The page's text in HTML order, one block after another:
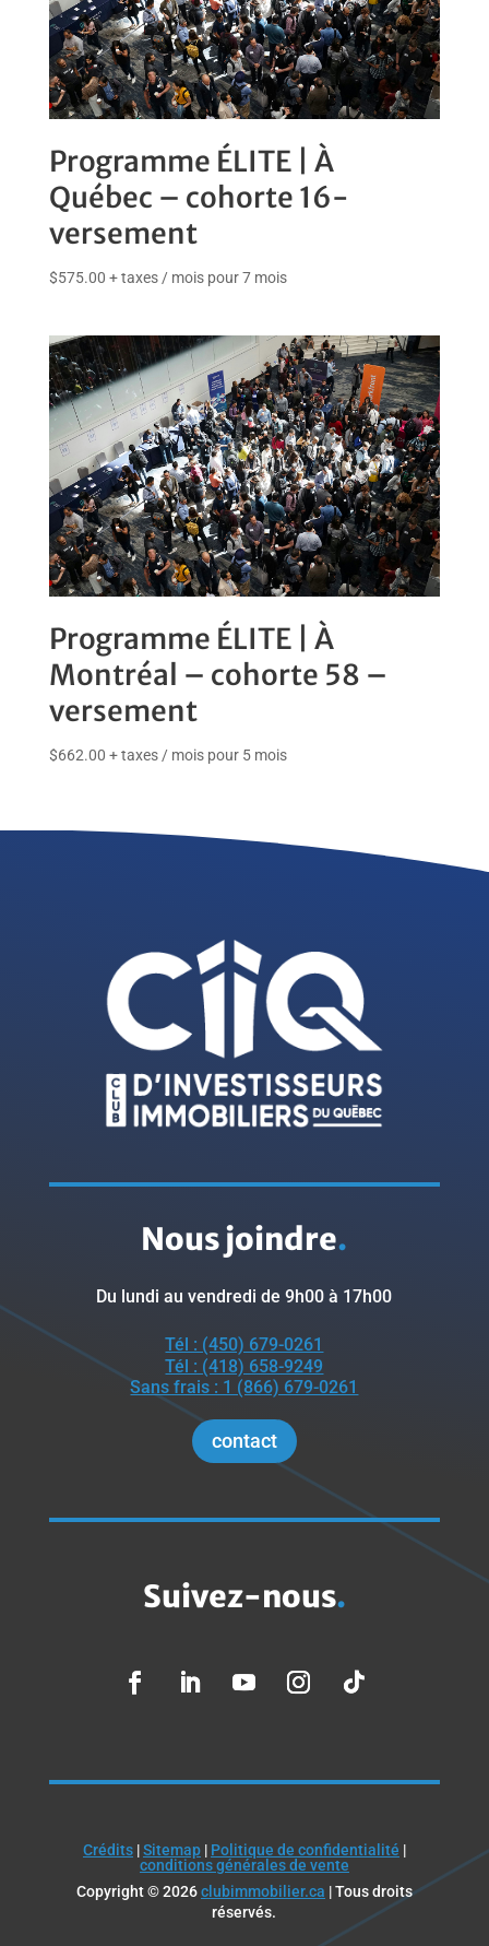
Programme ÉLITE | À
Québec – cohorte 16-
versement
$575.00 + taxes / mois pour 7 mois
Programme ÉLITE | À
Montréal – cohorte 58 –
versement
$662.00 + taxes / mois pour 5 mois
Nous joindre.
Du lundi au vendredi de 9h00 à 17h00
Tél : (450) 679-0261
Tél : (418) 658-9249
Sans frais : 1 (866) 679-0261
contact
Suivez-nous.
Crédits|Sitemap| Politique de confidentialité |
conditions générales de vente
Copyright © 2026clubimmobilier.ca | Tous droits
réservés.